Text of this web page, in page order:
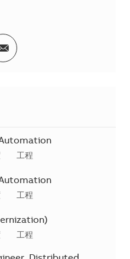
到Twitter
分享到电子邮件
类别
工程
类别
工程
类别
工程